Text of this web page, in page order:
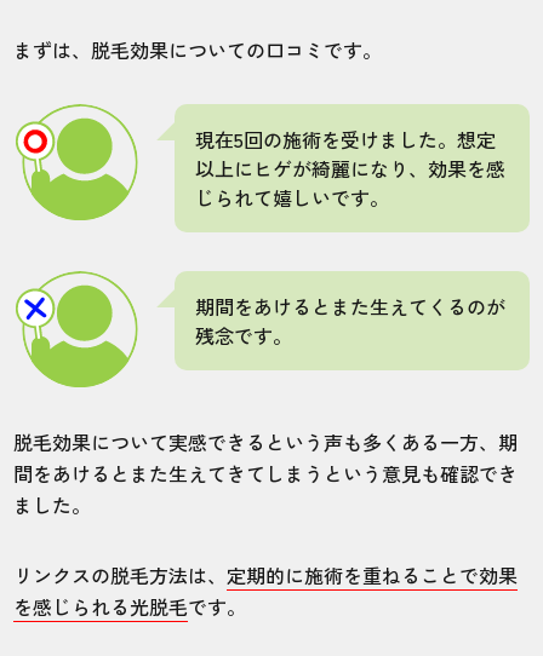
まずは、脱毛効果についての口コミです。
現在5回の施術を受けました。想定
以上にヒゲが綺麗になり、効果を感
じられて嬉しいです。
期間をあけるとまた生えてくるのが
残念です。
脱毛効果について実感できるという声も多くある一方、期
間をあけるとまた生えてきてしまうという意見も確認でき
ました。
リンクスの脱毛方法は、定期的に施術を重ねることで効果
を感じられる光脱毛です。